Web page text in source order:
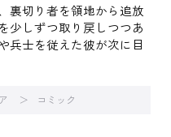
裏切り者を領地から追放
少しずつ取り戻しつつあ
兵士を従えた彼が次に目
コミック